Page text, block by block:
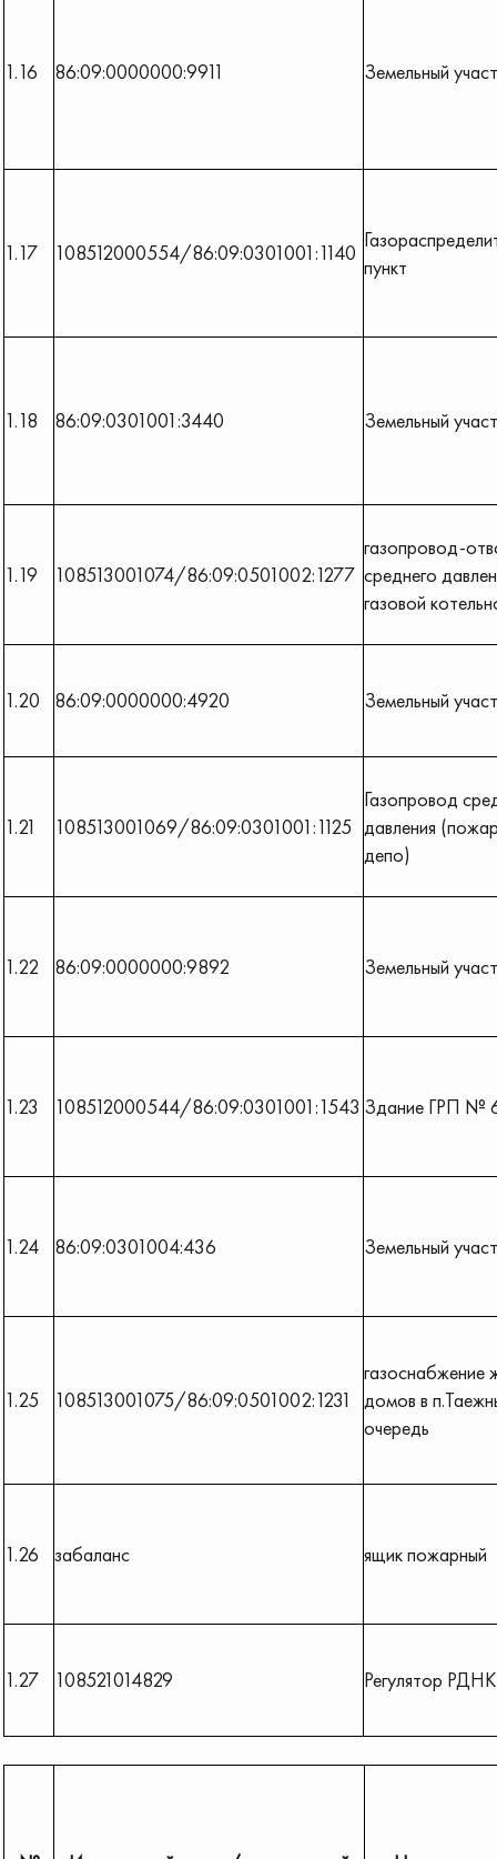
1.16 86:09:0000000:9911 Земельный
1.17 108512000554/86:09:0301001:1140
пункт
1.18 86:09:0301001:3440 Земельный
1.19 108513001074/86:09:0501002:1277
газопровод-
среднего
газовой
1.20 86:09:0000000:4920 Земельный
1.21 108513001069/86:09:0301001:1125
Газопровод
давления
депо)
1.22 86:09:0000000:9892 Земельный
1.23 108512000544/86:09:0301001:1543 Здание ГРП №
1.24 86:09:0301004:436 Земельный
1.25 108513001075/86:09:0501002:1231
газоснабжение
домов в
очередь
1.26 забаланс ящик пожарный
1.27 108521014829 Регулятор